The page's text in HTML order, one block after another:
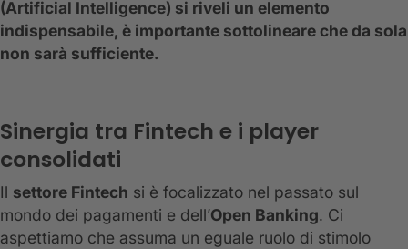
(Artificial Intelligence) si riveli un elemento
indispensabile, è importante sottolineare che da sola
non sarà sufficiente.
Sinergia tra Fintech e i player
consolidati
Il settore Fintech si è focalizzato nel passato sul
mondo dei pagamenti e dell’Open Banking. Ci
aspettiamo che assuma un eguale ruolo di stimolo